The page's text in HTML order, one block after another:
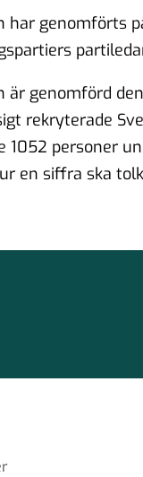
har genomförts
är genomförd
rekryterade
1052 personer
en siffra ska